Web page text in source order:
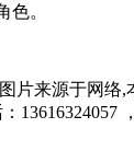
色。
片来源于网络,
13616324057